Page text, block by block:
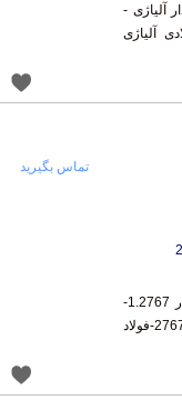
آلیاژی -
آلیاژی
فولاد 2767- فولاد ابزار سردکار-فولاد ابزار سردکار 1.2767-سردکار2767-میلگرد2767-تسمه2767- میلگرد2767-فولاد
تماس بگیرید